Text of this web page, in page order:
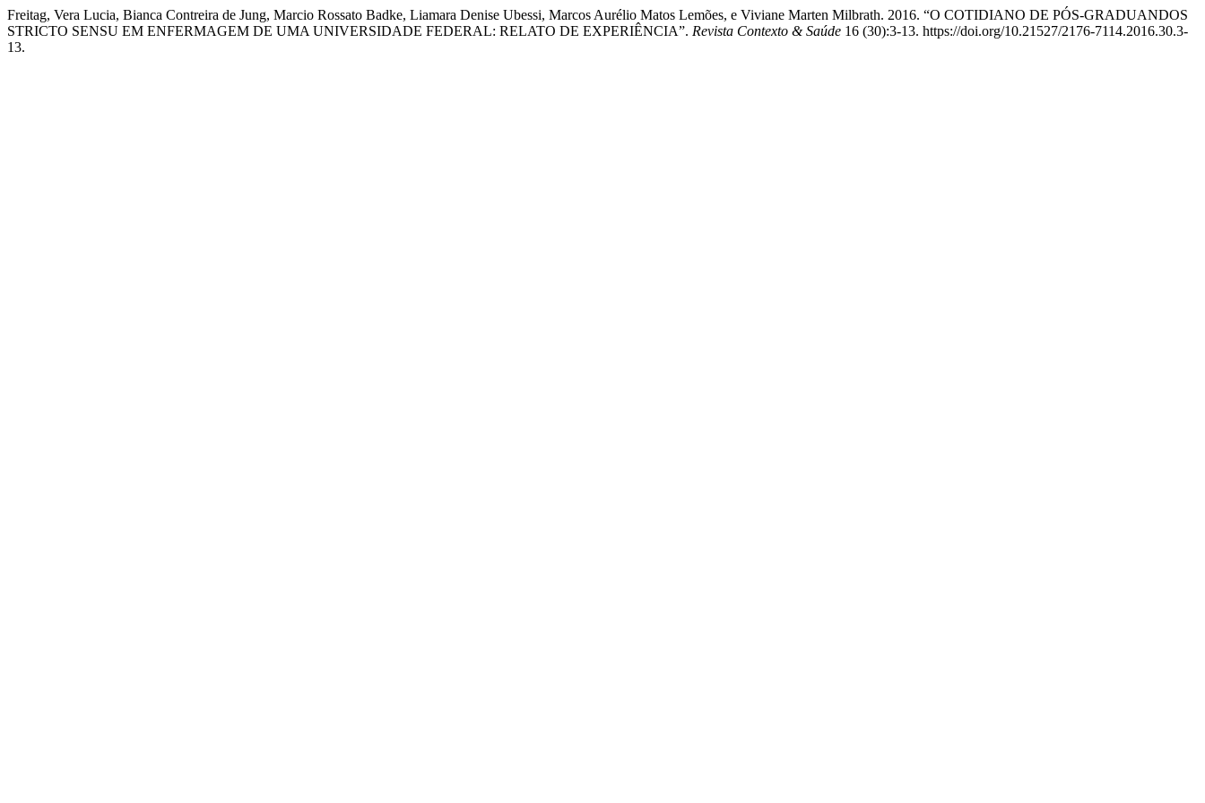
Freitag, Vera Lucia, Bianca Contreira de Jung, Marcio Rossato Badke, Liamara Denise Ubessi, Marcos Aurélio Matos Lemões, e Viviane Marten Milbrath. 2016. “O COTIDIANO DE PÓS-GRADUANDOS
STRICTO SENSU EM ENFERMAGEM DE UMA UNIVERSIDADE FEDERAL: RELATO DE EXPERIÊNCIA”. Revista Contexto & Saúde 16 (30):3-13. https://doi.org/10.21527/2176-7114.2016.30.3-
13.